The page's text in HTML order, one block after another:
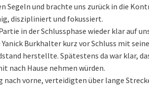
Segeln und brachte uns zurück in die
diszipliniert und fokussiert.
in der Schlussphase wieder klar auf
Burkhalter kurz vor Schluss mit
herstellte. Spätestens da war klar,
nach Hause nehmen würden.
vorne, verteidigten über lange